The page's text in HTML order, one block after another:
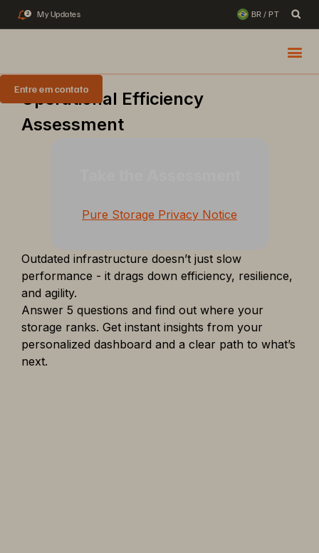
2 My Updates BR / PT
Entre em contato